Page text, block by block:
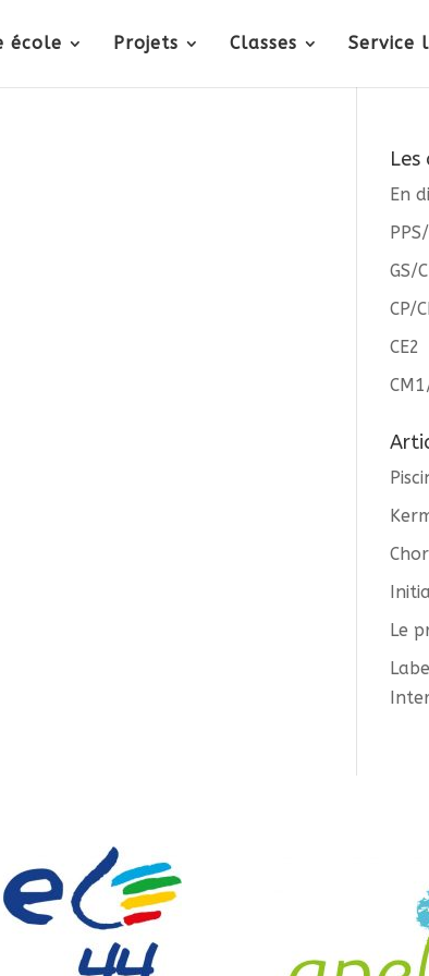
école Projets Classes Service
Les
En
GS/
CP/
CE2
Le